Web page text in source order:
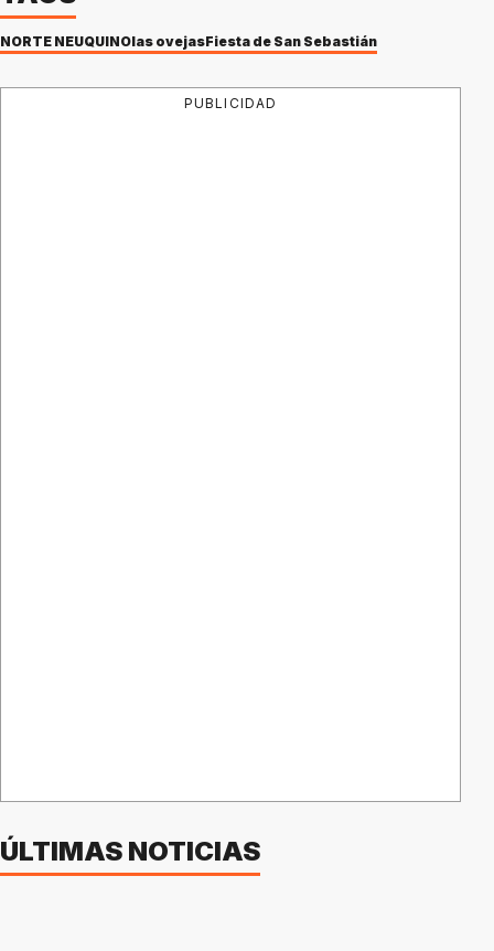
NORTE NEUQUINOlas ovejasFiesta de San Sebastián
PUBLICIDAD
ÚLTIMAS NOTICIAS